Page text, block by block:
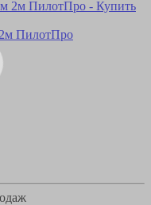
ПилотПро